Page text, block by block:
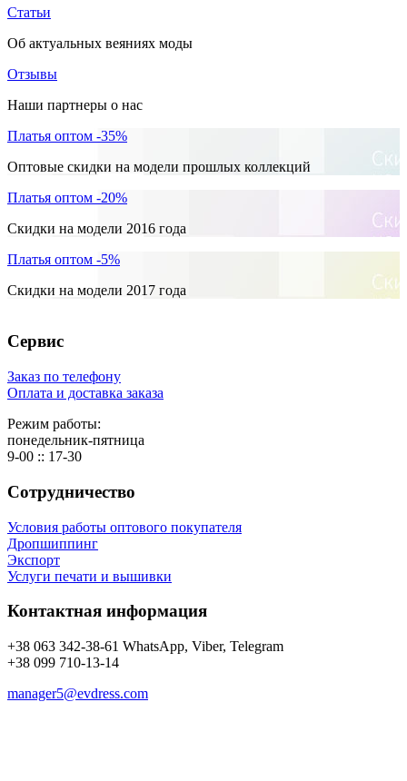
Статьи
Об актуальных веяниях моды
Отзывы
Наши партнеры о нас
Платья оптом -35%
Оптовые скидки на модели прошлых коллекций
Платья оптом -20%
Скидки на модели 2016 года
Платья оптом -5%
Скидки на модели 2017 года
Сервис
Заказ по телефону
Оплата и доставка заказа
Режим работы:
понедельник-пятница
9-00 :: 17-30
Сотрудничество
Условия работы оптового покупателя
Дропшиппинг
Экспорт
Услуги печати и вышивки
Контактная информация
+38 063 342-38-61 WhatsApp, Viber, Telegram
+38 099 710-13-14
manager5@evdress.com